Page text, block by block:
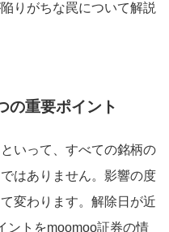
りがちな罠について解説
の重要ポイント
いって、すべての銘柄の
はありません。影響の度
変わります。解除日が近
ントをmoomoo証券の情